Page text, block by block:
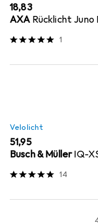
EUR
18,83
AXA Rücklicht
1
Velolicht
EUR
51,95
Busch & MüllerIQ-
14